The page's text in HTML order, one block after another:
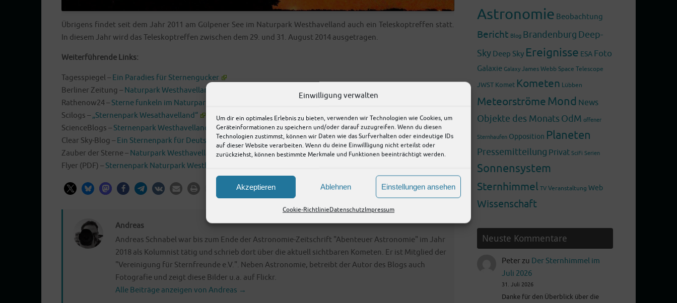
Einwilligung verwalten
Um dir ein optimales Erlebnis zu bieten, verwenden wir Technologien wie Cookies, um
Geräteinformationen zu speichern und/oder darauf zuzugreifen. Wenn du diesen
Technologien zustimmst, können wir Daten wie das Surfverhalten oder eindeutige IDs
auf dieser Website verarbeiten. Wenn du deine Einwillligung nicht erteilst oder
zurückziehst, können bestimmte Merkmale und Funktionen beeinträchtigt werden.
Akzeptieren Ablehnen Einstellungen ansehen
Cookie-RichtlinieDatenschutzImpressum
Übri­gens fin­det seit dem Jahr 2011 am Gül­pe­ner See im Natur­park West­ha­vel­land auch ein Tele­s­kop­tref­fen statt.
In die­sem Jahr wird das Tele­s­kop­tref­fen zwi­schen dem 29. und 31. August 2014 ausgetragen.
Wei­ter­füh­ren­de Links:
Tages­spie­gel – Ein Para­dies für Sternengucker
Ber­li­ner Zei­tung – Natur­park Westhavelland…
Rathenow24 – Ster­ne fun­keln im Natur­park Westhavelland
Sci­logs – „Ster­nen­park Wesathavelland“
Sci­ence­B­logs – Ster­nen­park Westhavelland
Clear Sky-Blog – Ein Ster­nen­park für Deutschland
Zau­ber der Ster­ne – Natur­park Westhavelland…
Fly­er (PDF) – Ster­nen­park Natur­park Westhavelland
Andreas
Andreas Schnabel war bis zum Ende der Astronomie-Zeitschrift "Abenteuer Astronomie" im Jahr
2018 als Kolumnist tätig und schrieb dort über die aktuell sichtbaren Kometen. Er ist Mitglied der
"Vereinigung für Sternfreunde e.V.". Neben Astronomie, betreibt der Autor des Blogs auch
Fotografie und zeigt diese Bilder u.a. auf Flickr.
Alle Beiträge anzeigen von Andreas →
Astronomie Beobachtung
Bericht Blog Brandenburg Deep-
Sky Deep Sky Ereignisse ESA Foto
Galaxie Galaxy James Webb Space Telescope
JWST Komet Kometen Lübben
MeteorströmeMond News
Objekte des Monats OdM offener
Sternhaufen Opposition Planeten
Pressemitteilung Privat SciFi Serien
Sonnensystem
Sternhimmel TV Veranstaltung Web
Wissenschaft
Neuste Kommentare
Peterzu Der Sternhimmel im
Juli 2026
31. Juli 2026
Danke für den Überblick über die